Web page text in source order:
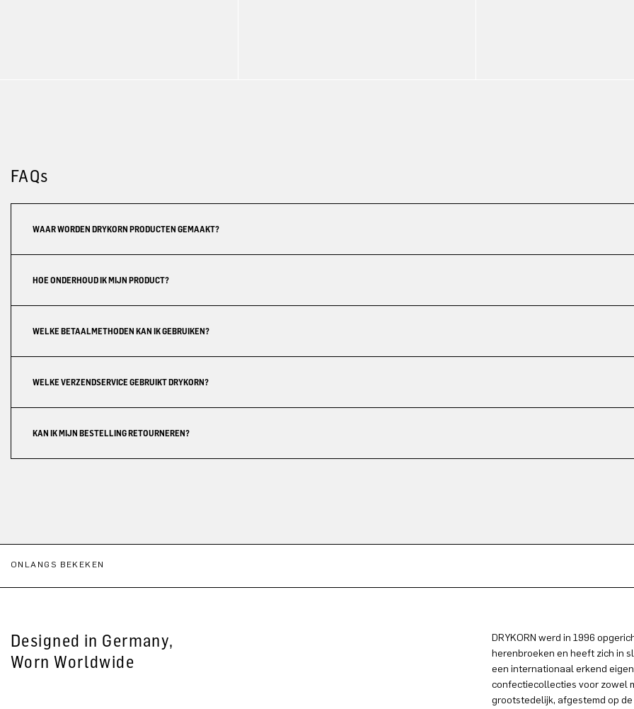
FAQs
WAAR WORDEN DRYKORN PRODUCTEN GEMAAKT?
HOE ONDERHOUD IK MIJN PRODUCT?
WELKE BETAALMETHODEN KAN IK GEBRUIKEN?
WELKE VERZENDSERVICE GEBRUIKT DRYKORN?
KAN IK MIJN BESTELLING RETOURNEREN?
ONLANGS BEKEKEN
Designed in Germany,
Worn Worldwide
DRYKORN werd in 1996
herenbroeken en heeft zich in
een internationaal erkend
confectiecollecties voor zowel
grootstedelijk, afgestemd op